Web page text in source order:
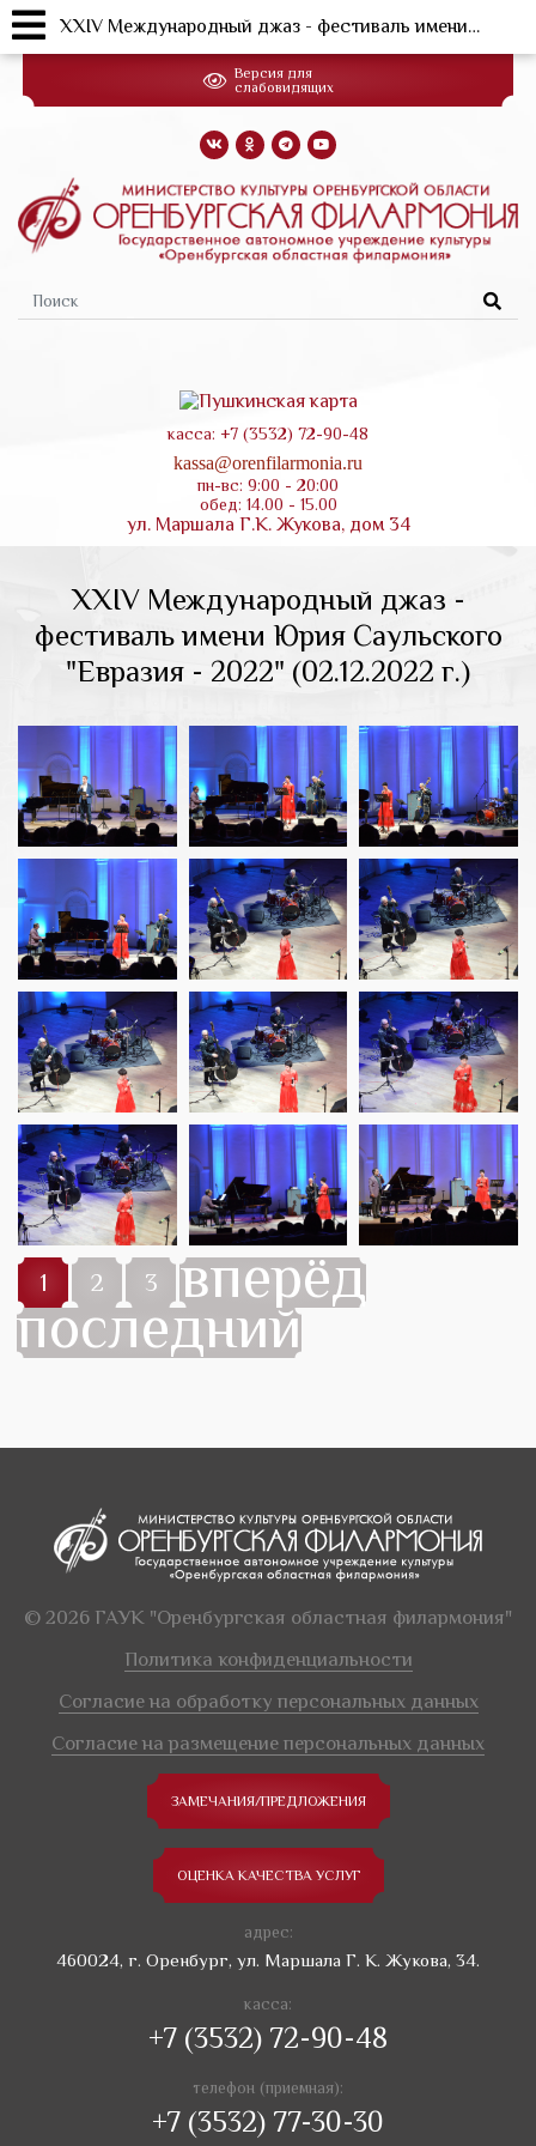
Перейти
основному
Форма
поиска
касса: +7 (3532) 72-90-48
kassa@orenfilarmonia.ru
пн-вс: 9:00 - 20:00
обед: 14.00 - 15.00
ул. Маршала Г.К. Жукова, дом 34
Версия для
слабовидящих
XXIV Международный джаз -
фестиваль имени Юрия Саульского
"Евразия - 2022" (02.12.2022 г.)
1 2 3 вперёд
последний
XXIV Международный джаз - фестиваль имени Юрия Саульского "Евразия - 2022" (02.12.2022 г.)
© 2026 ГАУК "Оренбургская областная филармония"
Политика конфиденциальности
Согласие на обработку персональных данных
Согласие на размещение персональных данных
ЗАМЕЧАНИЯ/ПРЕДЛОЖЕНИЯ
ОЦЕНКА КАЧЕСТВА УСЛУГ
адрес:
460024, г. Оренбург, ул. Маршала Г. К. Жукова, 34.
касса:
+7 (3532) 72-90-48
телефон (приемная):
+7 (3532) 77-30-30